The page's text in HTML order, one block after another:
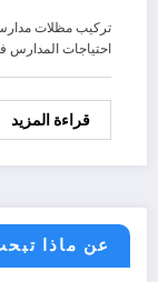
تركيب مظلات مدارس
احتياجات المدارس
قراءة المزيد
عن ماذا